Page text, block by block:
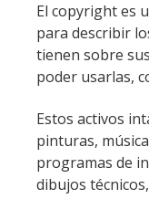
El copyright es
para describir
tienen sobre
poder usarlas,
Estos activos
pinturas,
programas de
dibujos